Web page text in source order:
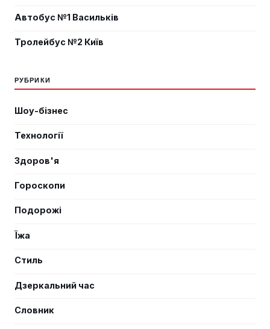
Автобус №1 Васильків
Тролейбус №2 Київ
РУБРИКИ
Шоу-бізнес
Технології
Здоров'я
Гороскопи
Подорожі
Їжа
Стиль
Дзеркальний час
Словник